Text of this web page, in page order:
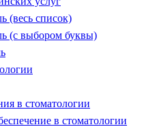
(весь список)
(с выбором буквы)
в стоматологии
в стоматологии